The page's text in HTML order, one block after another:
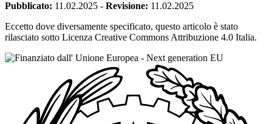
Pubblicato: 11.02.2025 - Revisione: 11.02.2025
Eccetto dove diversamente specificato, questo articolo è stato
rilasciato sotto Licenza Creative Commons Attribuzione 4.0 Italia.